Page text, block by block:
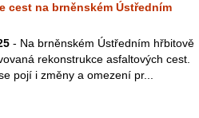
cest na brněnském Ústředním
- Na brněnském Ústředním hřbitově
rekonstrukce asfaltových cest.
pojí i změny a omezení pr...